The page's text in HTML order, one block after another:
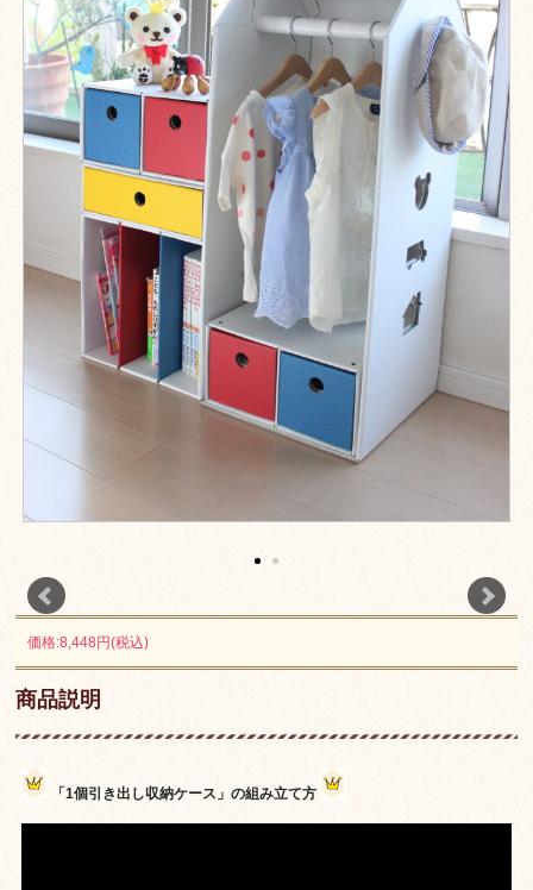
価格:8,448円(税込)
商品説明
「1個引き出し収納ケース」の組み立て方